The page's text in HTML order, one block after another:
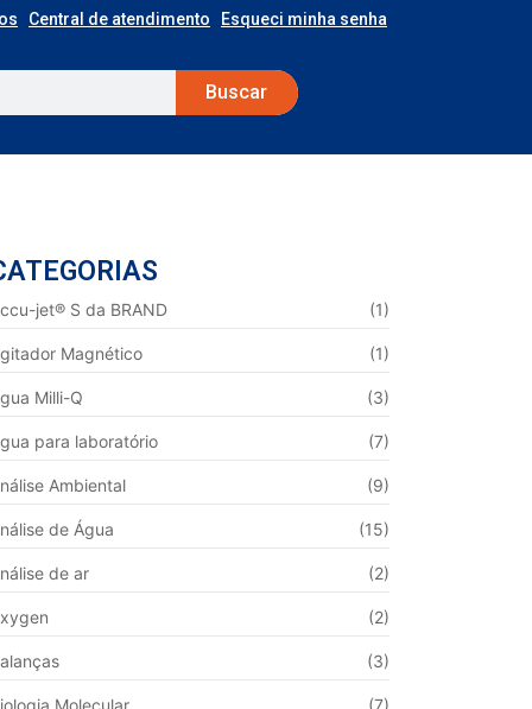
Central de atendimento Esqueci minha senha
Buscar
jet® S da BRAND (1)
Magnético (1)
Milli-Q (3)
para laboratório (7)
Ambiental (9)
de Água (15)
de ar (2)
(2)
(3)
Molecular (7)